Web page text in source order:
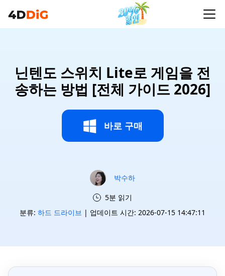
닌텐도 스위치 Lite로 게임을 전
송하는 방법 [전체 가이드 2026]
바로 구매
박수하
5분 읽기
분류: 하드 드라이브 | 업데이트 시간: 2026-07-15 14:47:11